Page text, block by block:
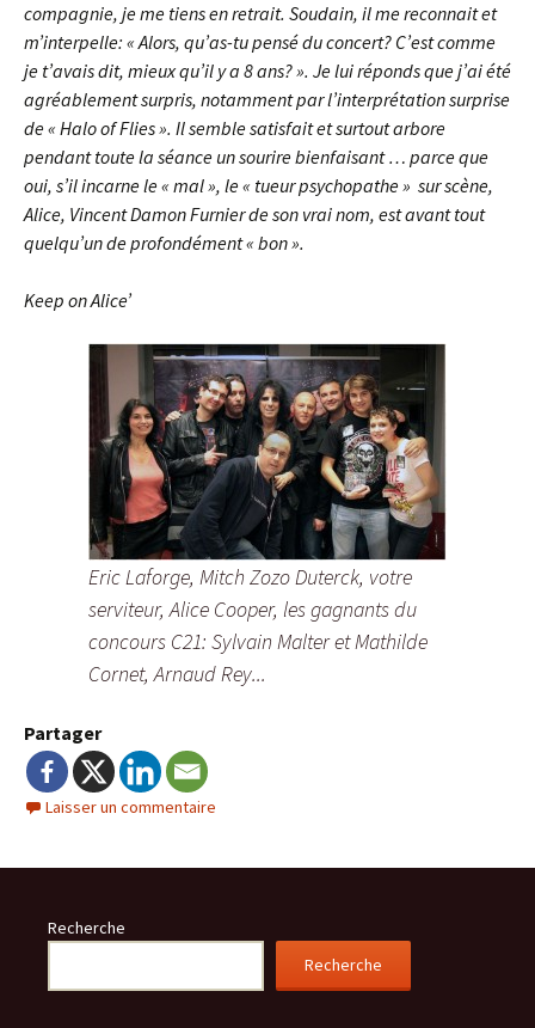
compagnie, je me tiens en retrait. Soudain, il me reconnait et
m’interpelle: « Alors, qu’as-tu pensé du concert? C’est comme
je t’avais dit, mieux qu’il y a 8 ans? ». Je lui réponds que j’ai été
agréablement surpris, notamment par l’interprétation surprise
de « Halo of Flies ». Il semble satisfait et surtout arbore
pendant toute la séance un sourire bienfaisant … parce que
oui, s’il incarne le « mal », le « tueur psychopathe » sur scène,
Alice, Vincent Damon Furnier de son vrai nom, est avant tout
quelqu’un de profondément « bon ».
Keep on Alice’
Eric Laforge, Mitch Zozo Duterck, votre
serviteur, Alice Cooper, les gagnants du
concours C21: Sylvain Malter et Mathilde
Cornet, Arnaud Rey...
Partager
Laisser un commentaire
Recherche
Recherche